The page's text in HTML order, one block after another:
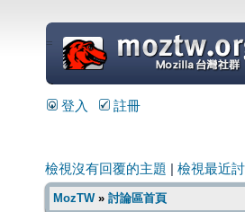
=
登入 註冊
檢視沒有回覆的主題 檢視最近
MozTW» 討論區首頁